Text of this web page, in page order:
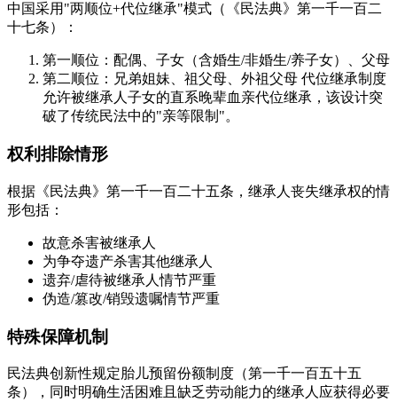
中国采用"两顺位+代位继承"模式（《民法典》第一千一百二
十七条）：
第一顺位：配偶、子女（含婚生/非婚生/养子女）、父母
第二顺位：兄弟姐妹、祖父母、外祖父母 代位继承制度
允许被继承人子女的直系晚辈血亲代位继承，该设计突
破了传统民法中的"亲等限制"。
权利排除情形
根据《民法典》第一千一百二十五条，继承人丧失继承权的情
形包括：
故意杀害被继承人
为争夺遗产杀害其他继承人
遗弃/虐待被继承人情节严重
伪造/篡改/销毁遗嘱情节严重
特殊保障机制
民法典创新性规定胎儿预留份额制度（第一千一百五十五
条），同时明确生活困难且缺乏劳动能力的继承人应获得必要